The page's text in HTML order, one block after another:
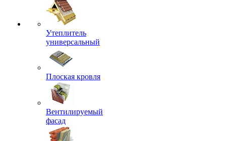
Утеплитель
универсальный
Плоская кровля
Вентилируемый
фасад